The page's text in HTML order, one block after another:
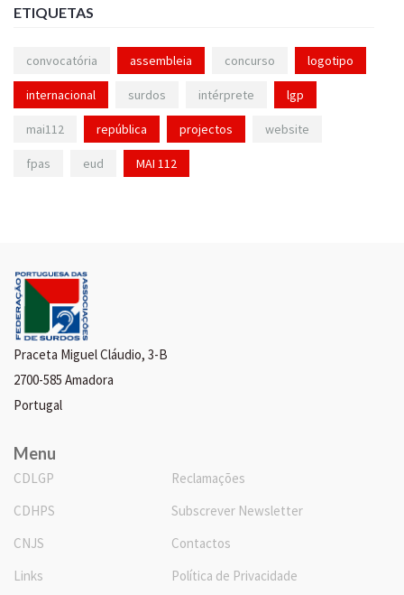
ETIQUETAS
convocatória assembleia concurso logotipo
internacional surdos intérprete lgp
mai112 república projectos website
fpas eud MAI 112
Praceta Miguel Cláudio, 3-B
2700-585 Amadora
Portugal
Menu
CDLGP
CDHPS
CNJS
Links
Reclamações
Subscrever Newsletter
Contactos
Política de Privacidade